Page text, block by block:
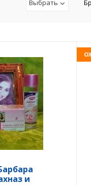
Выбрать
и